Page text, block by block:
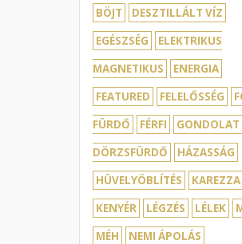
BÖJT
DESZTILLÁLT VÍZ
EGÉSZSÉG
ELEKTRIKUS
MAGNETIKUS
ENERGIA
FEATURED
FELELŐSSÉG
FÜRDŐ
FÉRFI GONDOLAT
DÖRZSFÜRDŐ
HÁZASSÁG
HÜVELYÖBLÍTÉS
KAREZZA
KENYÉR
LÉGZÉS LÉLEK
MÉH
NEMI ÁPOLÁS